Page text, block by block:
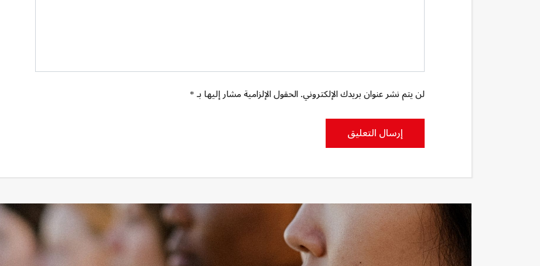
لن يتم نشر عنوان بريدك الإلكتروني. الحقول الإلزامية مشار إليها بـ *
إرسال التعليق